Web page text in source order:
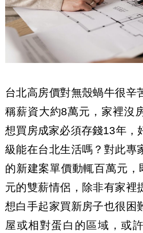
台北高房價對無殼蝸牛很辛
稱薪資大約8萬元，家裡沒
想買房成家必須存錢13年，
級能在台北生活嗎？對此專
的新建案單價動輒百萬元，
元的雙薪情侶，除非有家裡
想白手起家買新房子也很困
屋或相對蛋白的區域，或